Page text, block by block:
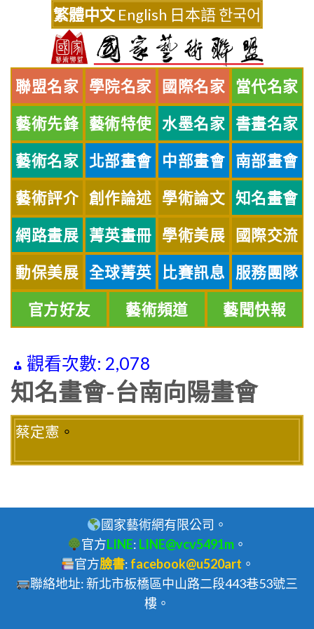
繁體中文 English 日本語한국어
聯盟名家 學院名家 國際名家 當代名家
藝術先鋒 藝術特使 水墨名家 書畫名家
藝術名家 北部畫會 中部畫會 南部畫會
藝術評介 創作論述 學術論文 知名畫會
網路畫展 菁英畫冊 學術美展 國際交流
動保美展 全球菁英 比賽訊息 服務團隊
官方好友 藝術頻道 藝聞快報
觀看次數: 2,078
知名畫會-台南向陽畫會
蔡定憲 。
國家藝術網有限公司。
官方LINE: LINE@vcv5491m 。
官方臉書: facebook@u520art 。
聯絡地址: 新北市板橋區中山路二段443巷53號三
樓。